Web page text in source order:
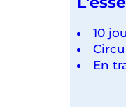
10
En